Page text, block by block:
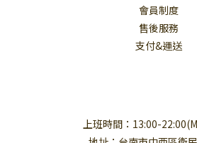
會員制度
售後服務
支付&運送
上班時間：13:00-